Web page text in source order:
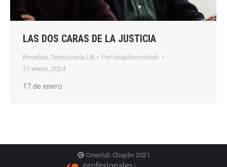
LAS DOS CARAS DE LA JUSTICIA
Reseñas, Temporada LIII Por chaplincineclub
21 enero, 2024
17 de enero
Cineclub Chaplin 2021